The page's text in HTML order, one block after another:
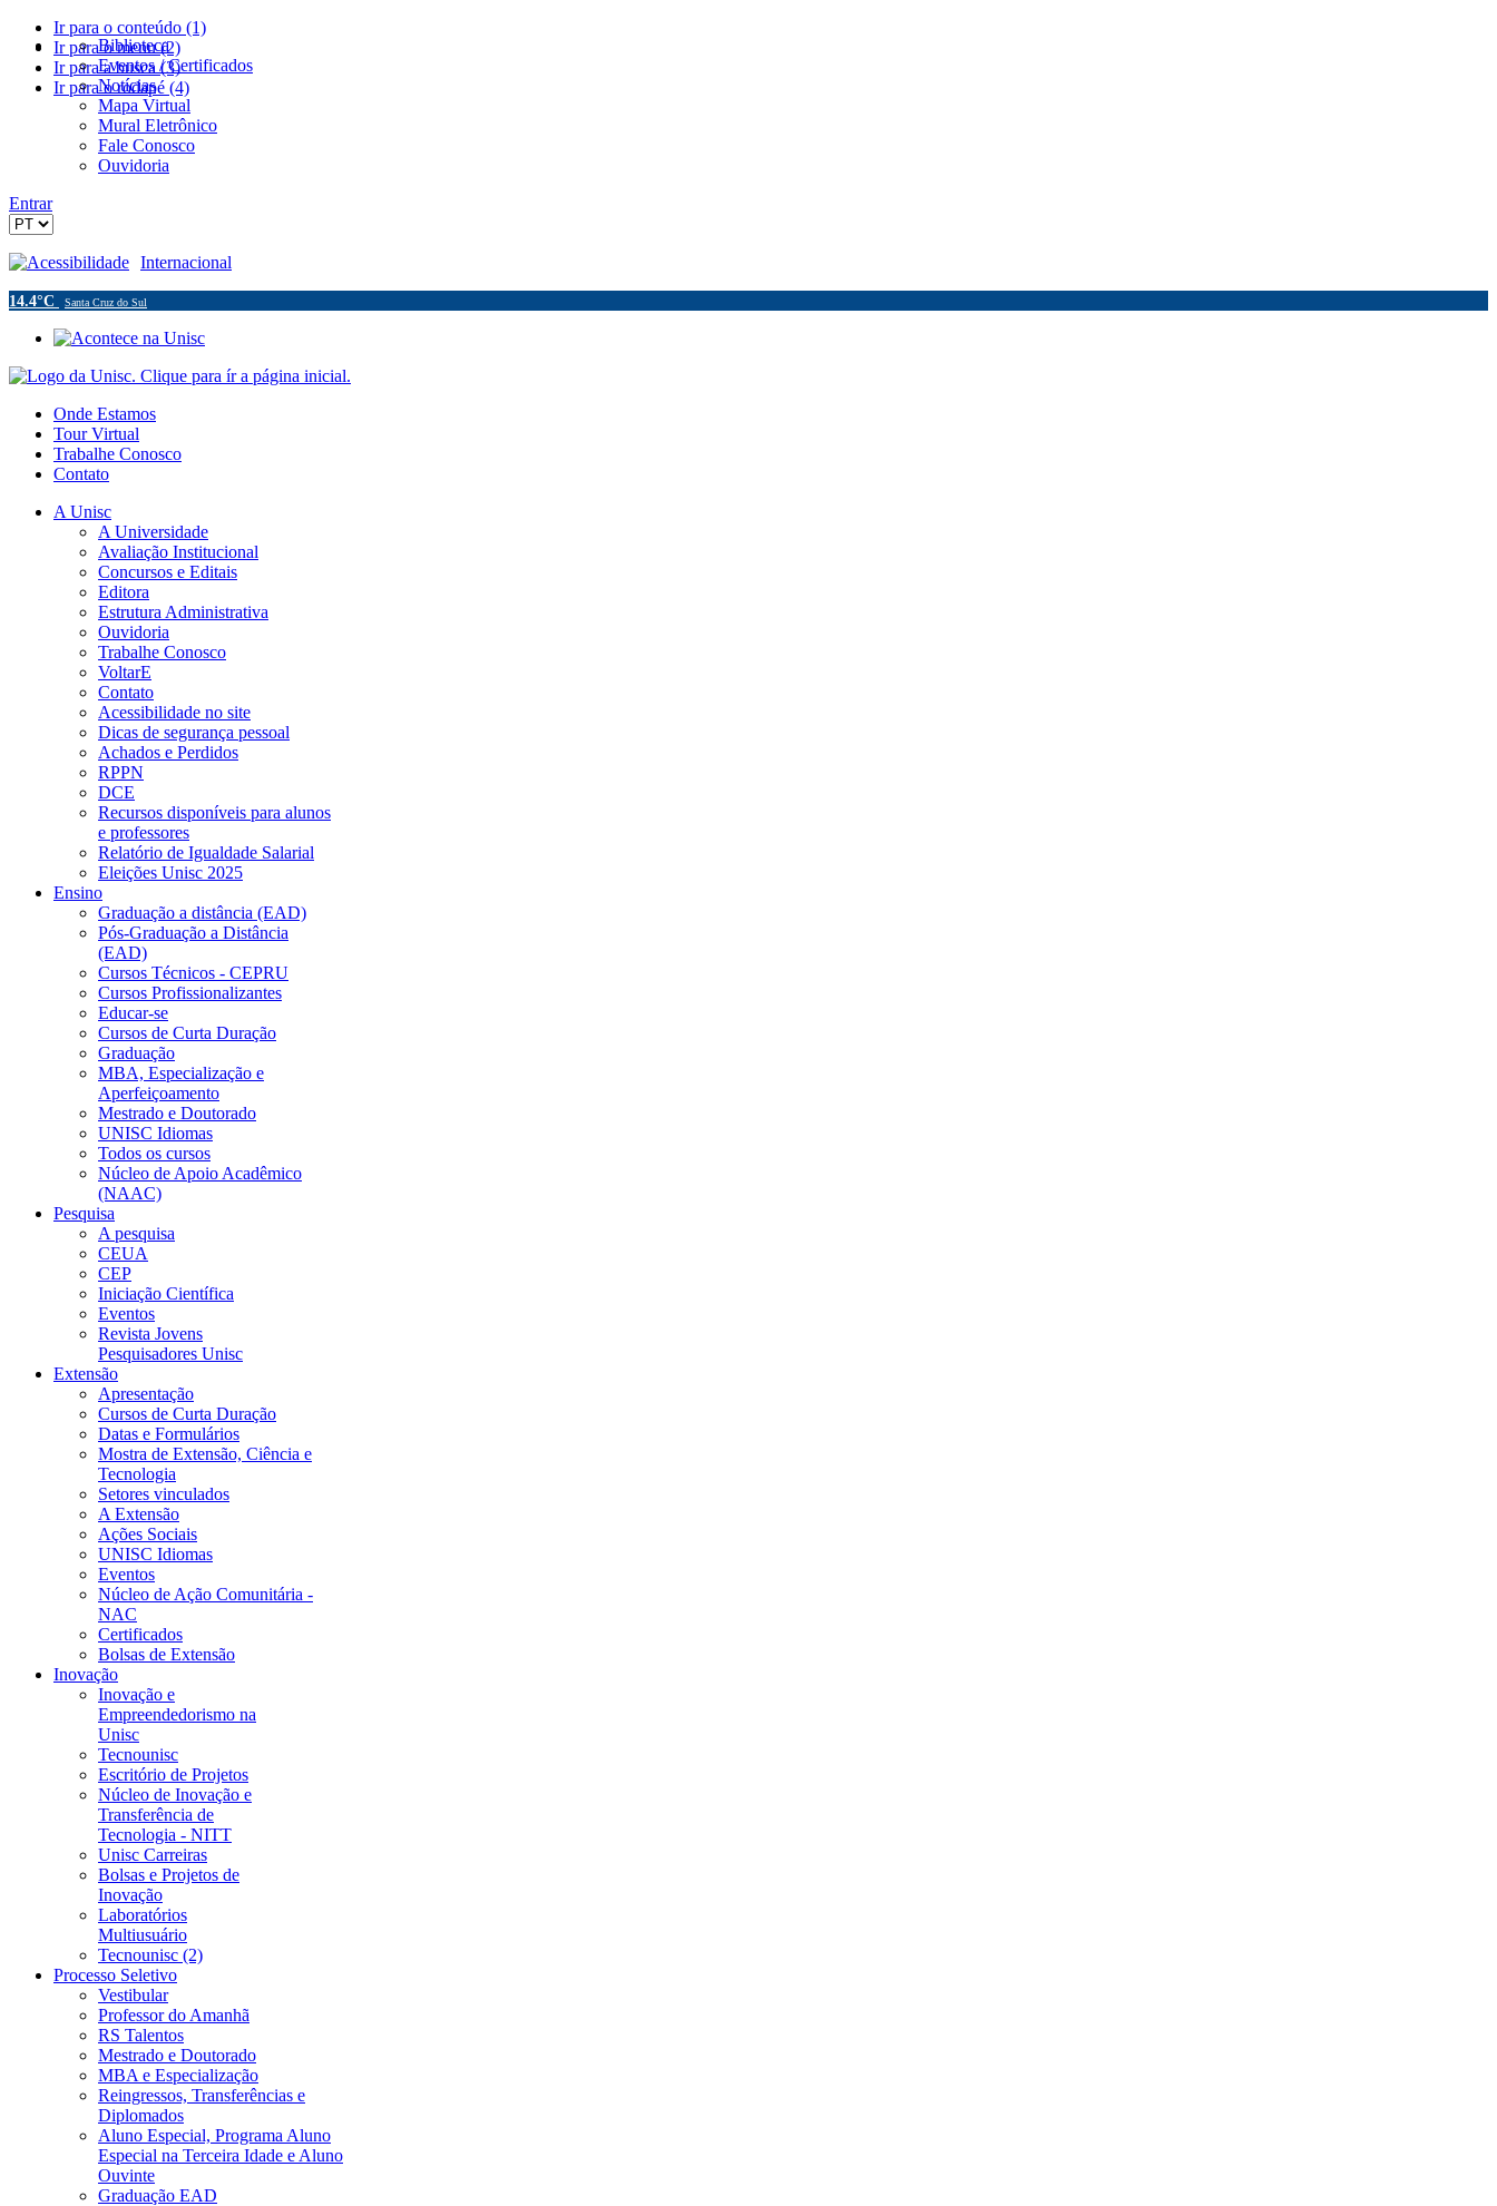
Ir para o conteúdo (1)
Ir para o menu (2)
Ir para a busca (3)
Ir para o rodapé (4)
Biblioteca
Eventos / Certificados
Notícias
Mapa Virtual
Mural Eletrônico
Fale Conosco
Ouvidoria
Entrar
Acessibilidade Internacional
14.4°C Santa Cruz do Sul
Onde Estamos
Tour Virtual
Trabalhe Conosco
Contato
A Unisc
A Universidade
Avaliação Institucional
Concursos e Editais
Editora
Estrutura Administrativa
Ouvidoria
Trabalhe Conosco
VoltarE
Contato
Acessibilidade no site
Dicas de segurança pessoal
Achados e Perdidos
RPPN
DCE
Recursos disponíveis para alunos
e professores
Relatório de Igualdade Salarial
Eleições Unisc 2025
Ensino
Graduação a distância (EAD)
Pós-Graduação a Distância
(EAD)
Cursos Técnicos - CEPRU
Cursos Profissionalizantes
Educar-se
Cursos de Curta Duração
Graduação
MBA, Especialização e
Aperfeiçoamento
Mestrado e Doutorado
UNISC Idiomas
Todos os cursos
Núcleo de Apoio Acadêmico
(NAAC)
Pesquisa
A pesquisa
CEUA
CEP
Iniciação Científica
Eventos
Revista Jovens
Pesquisadores Unisc
Extensão
Apresentação
Cursos de Curta Duração
Datas e Formulários
Mostra de Extensão, Ciência e
Tecnologia
Setores vinculados
A Extensão
Ações Sociais
UNISC Idiomas
Eventos
Núcleo de Ação Comunitária -
NAC
Certificados
Bolsas de Extensão
Inovação
Inovação e
Empreendedorismo na
Unisc
Tecnounisc
Escritório de Projetos
Núcleo de Inovação e
Transferência de
Tecnologia - NITT
Unisc Carreiras
Bolsas e Projetos de
Inovação
Laboratórios
Multiusuário
Tecnounisc (2)
Processo Seletivo
Vestibular
Professor do Amanhã
RS Talentos
Mestrado e Doutorado
MBA e Especialização
Reingressos, Transferências e
Diplomados
Aluno Especial, Programa Aluno
Especial na Terceira Idade e Aluno
Ouvinte
Graduação EAD